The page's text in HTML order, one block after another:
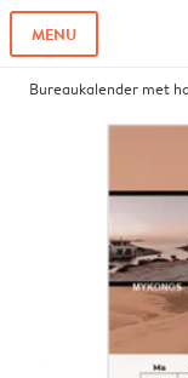
MENU
Bureaukalender met